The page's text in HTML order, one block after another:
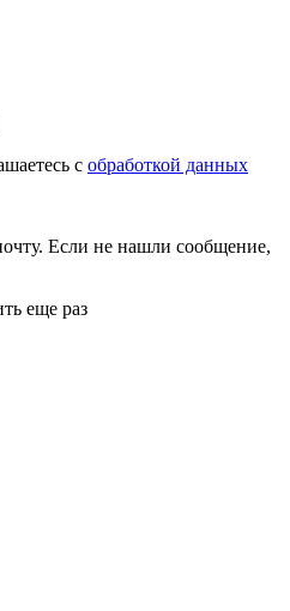
с обработкой данных
Если не нашли сообщение,
еще раз